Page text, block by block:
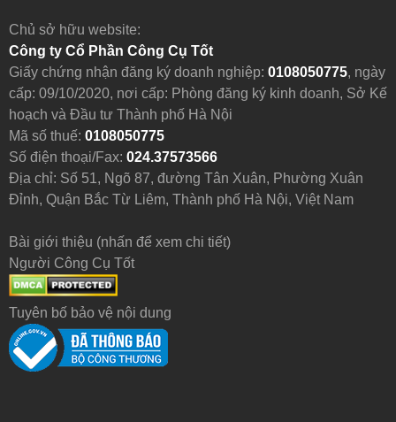
Chủ sở hữu website:
Công ty Cổ Phần Công Cụ Tốt
Giấy chứng nhận đăng ký doanh nghiệp: 0108050775, ngày
cấp: 09/10/2020, nơi cấp: Phòng đăng ký kinh doanh, Sở Kế
hoạch và Đầu tư Thành phố Hà Nội
Mã số thuế: 0108050775
Số điện thoại/Fax: 024.37573566
Địa chỉ: Số 51, Ngõ 87, đường Tân Xuân, Phường Xuân
Đỉnh, Quận Bắc Từ Liêm, Thành phố Hà Nội, Việt Nam
Bài giới thiệu (nhấn để xem chi tiết)
Người Công Cụ Tốt
Tuyên bố bảo vệ nội dung